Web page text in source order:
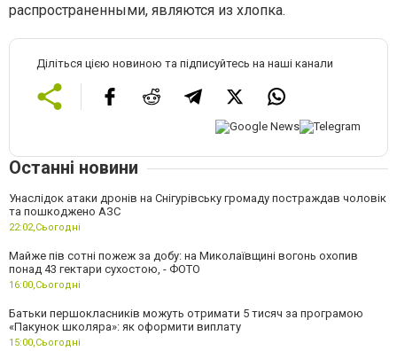
распространенными, являются из хлопка.
Діліться цією новиною та підписуйтесь на наші канали
Останні новини
Унаслідок атаки дронів на Снігурівську громаду постраждав чоловік
та пошкоджено АЗС
22:02, Сьогодні
Майже пів сотні пожеж за добу: на Миколаївщині вогонь охопив
понад 43 гектари сухостою, - ФОТО
16:00, Сьогодні
Батьки першокласників можуть отримати 5 тисяч за програмою
«Пакунок школяра»: як оформити виплату
15:00, Сьогодні